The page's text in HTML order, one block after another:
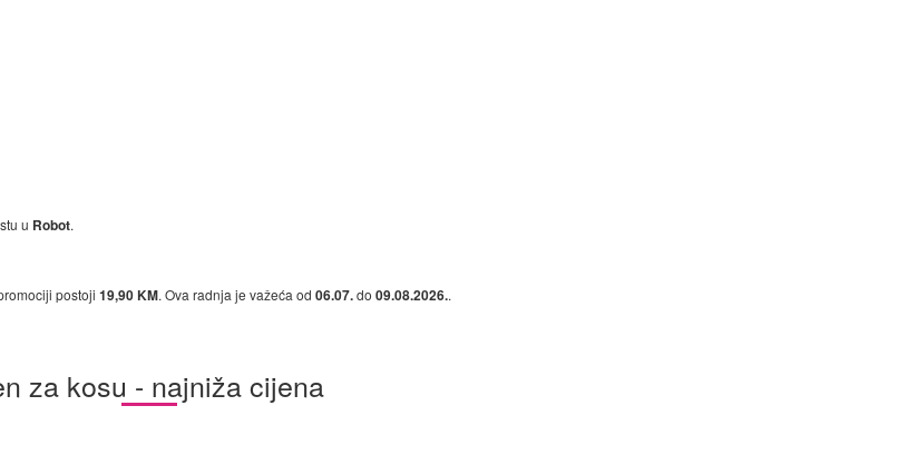
u Robot.
postoji 19,90 KM. Ova radnja je važeća od 06.07.do 09.08.2026..
za kosu - najniža cijena